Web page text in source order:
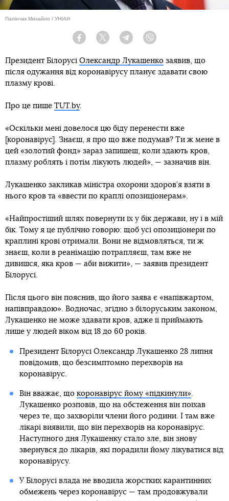
Палінчак Михайло / УНІАН
Facebook Twitter Telegram
Президент Білорусі Олександр Лукашенко заявив, що
після одужання від коронавірусу планує здавати свою
плазму крові.
Про це пише TUT.by.
«Оскільки мені довелося цю біду перенести вже
[коронавірус]. Знаєш, я про що вже подумав? Ти ж мене в
цей «золотий фонд» зараз запишеш, коли здають кров,
плазму роблять і потім лікують людей», — зазначив він.
Лукашенко закликав міністра охорони здоров’я взяти в
нього кров та «ввести по краплі опозиціонерам».
«Найпростіший шлях повернути їх у бік держави, ну і в мій
бік. Тому я це публічно говорю: щоб усі опозиціонери по
краплині крові отримали. Вони не відмовляться, ти ж
знаєш, коли в реанімацію потрапляєш, там вже не
дивишся, яка кров — аби вижити», — заявив президент
Білорусі.
Після цього він пояснив, що його заява є «напівжартом,
напівправдою». Водночас, згідно з білоруським законом,
Лукашенко не може здавати кров, адже її приймають
лише у людей віком від 18 до 60 років.
Президент Білорусі Олександр Лукашенко 28 липня
повідомив, що безсимптомно перехворів на
коронавірус.
Він вважає, що коронавірус йому «підкинули».
Лукашенко розповів, що на обстеження він поїхав
через те, що захворіли члени його родини. І там вже
лікарі виявили, що він перехворів на коронавірус.
Наступного дня Лукашенку стало зле, він знову
звернувся до лікарів, які порадили йому лікуватися від
коронавірусу.
У Білорусі влада не вводила жорстких карантинних
обмежень через коронавірус — там продовжували